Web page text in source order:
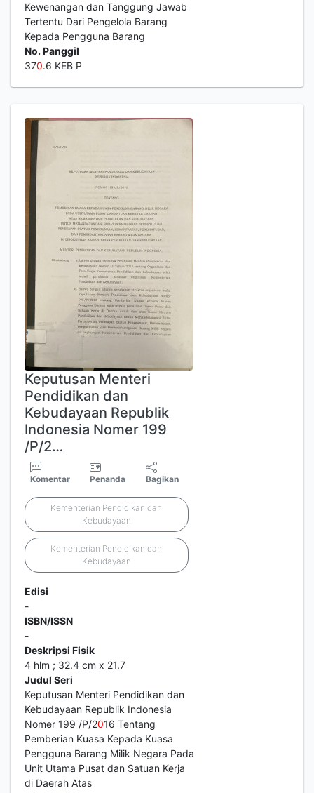
Kewenangan dan Tanggung Jawab
Tertentu Dari Pengelola Barang
Kepada Pengguna Barang
No. Panggil
370.6 KEB P
Keputusan Menteri
Pendidikan dan
Kebudayaan Republik
Indonesia Nomer 199
/P/2…
Komentar Penanda Bagikan
Kementerian Pendidikan dan
Kebudayaan
Kementerian Pendidikan dan
Kebudayaan
Edisi
-
ISBN/ISSN
-
Deskripsi Fisik
4 hlm ; 32.4 cm x 21.7
Judul Seri
Keputusan Menteri Pendidikan dan
Kebudayaan Republik Indonesia
Nomer 199 /P/2016 Tentang
Pemberian Kuasa Kepada Kuasa
Pengguna Barang Milik Negara Pada
Unit Utama Pusat dan Satuan Kerja
di Daerah Atas